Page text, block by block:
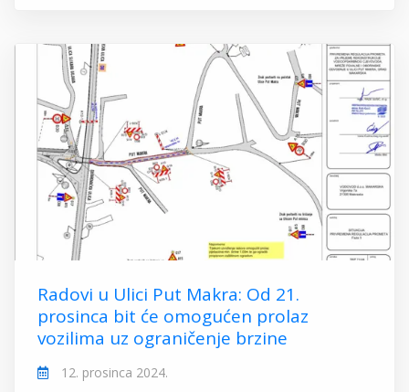
Radovi u Ulici Put Makra: Od 21.
prosinca bit će omogućen prolaz
vozilima uz ograničenje brzine
12. prosinca 2024.